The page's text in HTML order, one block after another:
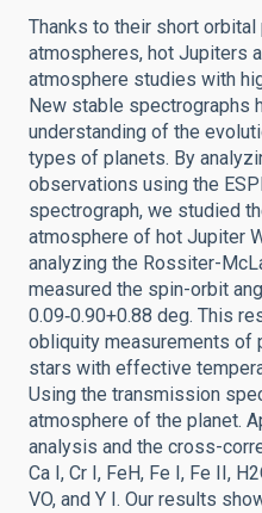
Thanks to their short
atmospheres, hot Jupiters
atmosphere studies with
New stable spectrographs
understanding of the
types of planets. By
observations using the
spectrograph, we studied
atmosphere of hot Jupiter
analyzing the Rossiter-
measured the spin-orbit
0.09‑0.90+0.88 deg. This
obliquity measurements of
stars with effective
Using the transmission
atmosphere of the planet.
analysis and the cross-
Ca I, Cr I, FeH, Fe I, Fe II,
VO, and Y I. Our results